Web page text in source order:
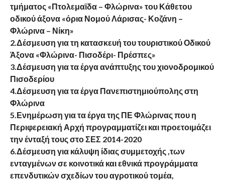
τμήματος «Πτολεμαϊδα – Φλώρινα» του Κάθετου
οδικού άξονα «όρια Νομού Λάρισας- Κοζάνη –
Φλώρινα – Νίκη»
2.Δέσμευση για τη κατασκευή του τουριστικού Οδικού
Άξονα «Φλώρινα- Πισοδέρι- Πρέσπες»
3.Δέσμευση για τα έργα ανάπτυξης του χιονοδρομικού
Πισοδερίου
4.Δέσμευση για τα έργα Πανεπιστημιούπολης στη
Φλώρινα
5.Ενημέρωση για τα έργα της ΠΕ Φλώρινας που η
Περιφερειακή Αρχή προγραμματίζει και προετοιμάζει
την ένταξή τους στο ΣΕΣ 2014-2020
6.Δέσμευση για κάλυψη ίδιας συμμετοχής ,των
ενταγμένων σε κοινοτικά και εθνικά προγράμματα
επενδυτικών σχεδίων του αγροτικού τομέα,